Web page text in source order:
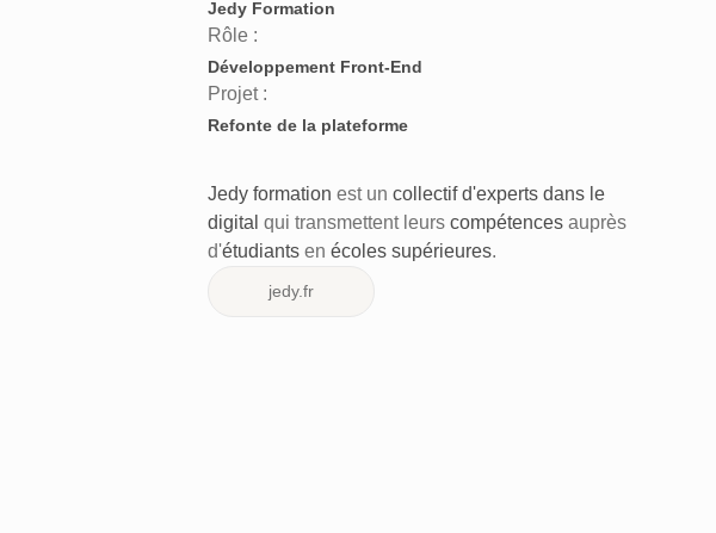
Jedy Formation
Rôle :
Développement Front-End
Projet :
Refonte de la plateforme
Jedy formation est uncollectif d'experts dans le
digital qui transmettent leurscompétences auprès
d'étudiants enécoles supérieures.
jedy.fr